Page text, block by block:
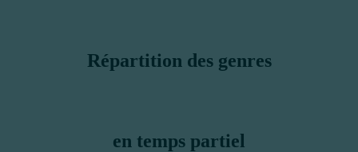
Répartition des genres
en temps partiel